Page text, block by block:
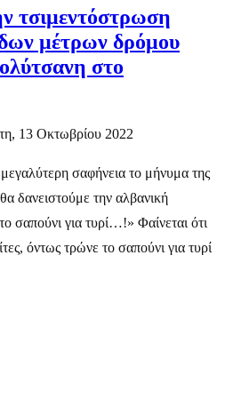
τσιμεντόστρωση
μέτρων δρόμου
στο
13 Οκτωβρίου 2022
σαφήνεια το μήνυμα της
δανειστούμε την αλβανική
σαπούνι για τυρί…!» Φαίνεται ότι
όντως τρώνε το σαπούνι για τυρί